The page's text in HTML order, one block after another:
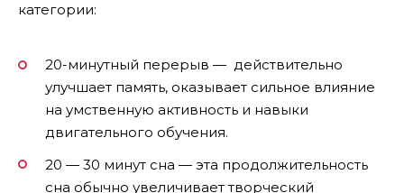
категории:
20-минутный перерыв — действительно
улучшает память, оказывает сильное влияние
на умственную активность и навыки
двигательного обучения.
20 — 30 минут сна — эта продолжительность
сна обычно увеличивает творческий